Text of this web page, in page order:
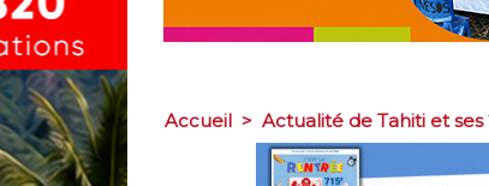
Accueil > Actualité de Tahiti et ses